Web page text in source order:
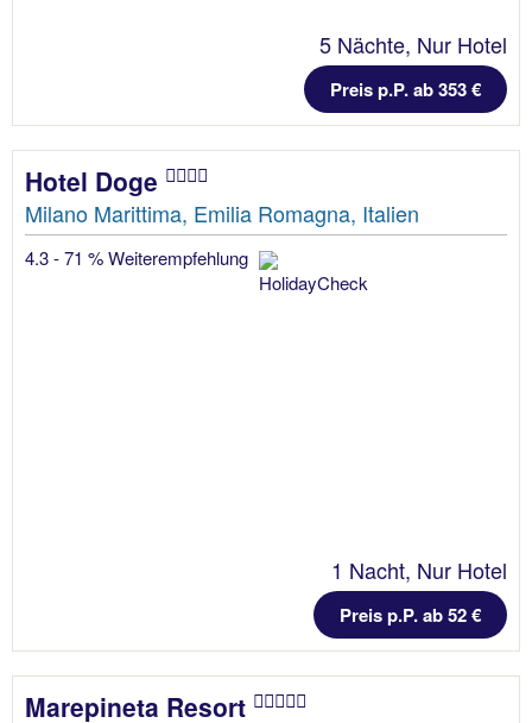
5 Nächte, Nur Hotel
Preis p.P. ab 353 €
Hotel Doge
Milano Marittima, Emilia Romagna, Italien
4.3 - 71 % Weiterempfehlung
1 Nacht, Nur Hotel
Preis p.P. ab 52 €
Marepineta Resort